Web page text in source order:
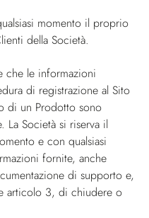
momento il proprio
della Società.
che le informazioni
di registrazione al Sito
di un Prodotto sono
La Società si riserva il
e con qualsiasi
fornite, anche
di supporto e,
articolo 3, di chiudere o